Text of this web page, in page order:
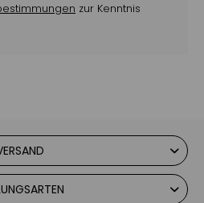
zur Kenntnis